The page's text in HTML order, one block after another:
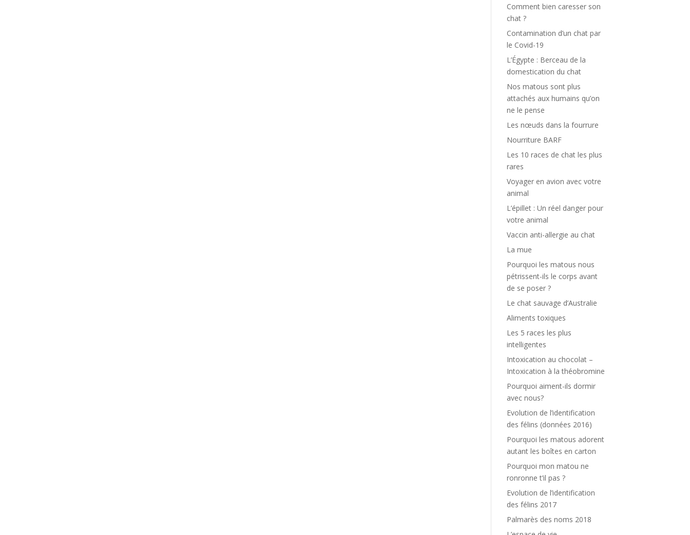
Comment bien caresser son
chat ?
Contamination d’un chat par
le Covid-19
L’Égypte : Berceau de la
domestication du chat
Nos matous sont plus
attachés aux humains qu’on
ne le pense
Les nœuds dans la fourrure
Nourriture BARF
Les 10 races de chat les plus
rares
Voyager en avion avec votre
animal
L’épillet : Un réel danger pour
votre animal
Vaccin anti-allergie au chat
La mue
Pourquoi les matous nous
pétrissent-ils le corps avant
de se poser ?
Le chat sauvage d’Australie
Aliments toxiques
Les 5 races les plus
intelligentes
Intoxication au chocolat –
Intoxication à la théobromine
Pourquoi aiment-ils dormir
avec nous?
Evolution de l’identification
des félins (données 2016)
Pourquoi les matous adorent
autant les boîtes en carton
Pourquoi mon matou ne
ronronne t’il pas ?
Evolution de l’identification
des félins 2017
Palmarès des noms 2018